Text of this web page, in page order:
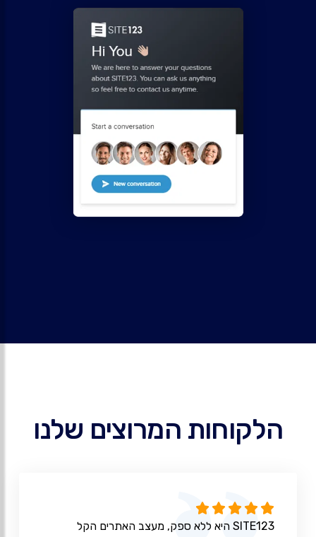
הלקוחות המרוצים שלנו
SITE123 היא ללא ספק, מעצב האתרים הקל